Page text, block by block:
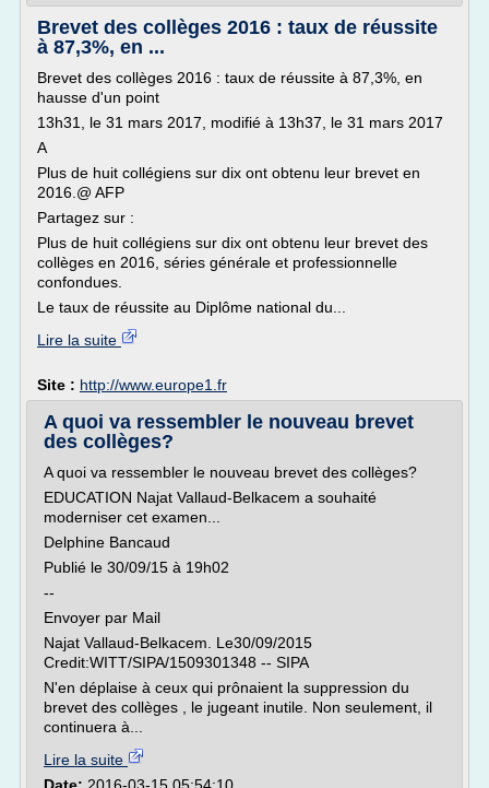
Brevet des collèges 2016 : taux de réussite
à 87,3%, en ...
Brevet des collèges 2016 : taux de réussite à 87,3%, en
hausse d'un point
13h31, le 31 mars 2017, modifié à 13h37, le 31 mars 2017
A
Plus de huit collégiens sur dix ont obtenu leur brevet en
2016.@ AFP
Partagez sur :
Plus de huit collégiens sur dix ont obtenu leur brevet des
collèges en 2016, séries générale et professionnelle
confondues.
Le taux de réussite au Diplôme national du...
Lire la suite
Site : http://www.europe1.fr
A quoi va ressembler le nouveau brevet
des collèges?
A quoi va ressembler le nouveau brevet des collèges?
EDUCATION Najat Vallaud-Belkacem a souhaité
moderniser cet examen...
Delphine Bancaud
Publié le 30/09/15 à 19h02
--
Envoyer par Mail
Najat Vallaud-Belkacem. Le30/09/2015
Credit:WITT/SIPA/1509301348 -- SIPA
N'en déplaise à ceux qui prônaient la suppression du
brevet des collèges , le jugeant inutile. Non seulement, il
continuera à...
Lire la suite